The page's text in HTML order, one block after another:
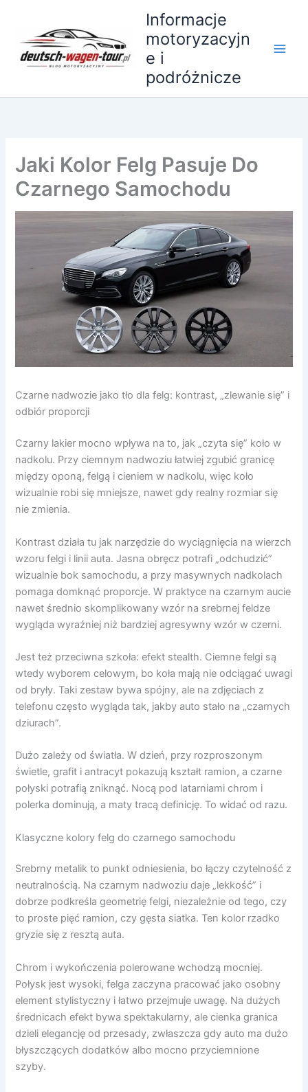
treści
Informacje
motoryzacyjn
e i
podróżnicze
Jaki Kolor Felg Pasuje Do
Czarnego Samochodu
Czarne nadwozie jako tło dla felg: kontrast, „zlewanie się” i
odbiór proporcji
Czarny lakier mocno wpływa na to, jak „czyta się” koło w
nadkolu. Przy ciemnym nadwoziu łatwiej zgubić granicę
między oponą, felgą i cieniem w nadkolu, więc koło
wizualnie robi się mniejsze, nawet gdy realny rozmiar się
nie zmienia.
Kontrast działa tu jak narzędzie do wyciągnięcia na wierzch
wzoru felgi i linii auta. Jasna obręcz potrafi „odchudzić”
wizualnie bok samochodu, a przy masywnych nadkolach
pomaga domknąć proporcje. W praktyce na czarnym aucie
nawet średnio skomplikowany wzór na srebrnej feldze
wygląda wyraźniej niż bardziej agresywny wzór w czerni.
Jest też przeciwna szkoła: efekt stealth. Ciemne felgi są
wtedy wyborem celowym, bo koła mają nie odciągać uwagi
od bryły. Taki zestaw bywa spójny, ale na zdjęciach z
telefonu często wygląda tak, jakby auto stało na „czarnych
dziurach”.
Dużo zależy od światła. W dzień, przy rozproszonym
świetle, grafit i antracyt pokazują kształt ramion, a czarne
połyski potrafią zniknąć. Nocą pod latarniami chrom i
polerka dominują, a maty tracą definicję. To widać od razu.
Klasyczne kolory felg do czarnego samochodu
Srebrny metalik to punkt odniesienia, bo łączy czytelność z
neutralnością. Na czarnym nadwoziu daje „lekkość” i
dobrze podkreśla geometrię felgi, niezależnie od tego, czy
to proste pięć ramion, czy gęsta siatka. Ten kolor rzadko
gryzie się z resztą auta.
Chrom i wykończenia polerowane wchodzą mocniej.
Połysk jest wysoki, felga zaczyna pracować jako osobny
element stylistyczny i łatwo przejmuje uwagę. Na dużych
średnicach efekt bywa spektakularny, ale cienka granica
dzieli elegancję od przesady, zwłaszcza gdy auto ma dużo
błyszczących dodatków albo mocno przyciemnione
szyby.